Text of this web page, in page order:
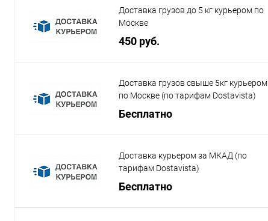
Доставка грузов до 5 кг курьером по
Москве
450 руб.
Доставка грузов свыше 5кг курьером
по Москве (по тарифам Dostavista)
Бесплатно
Доставка курьером за МКАД (по
тарифам Dostavista)
Бесплатно